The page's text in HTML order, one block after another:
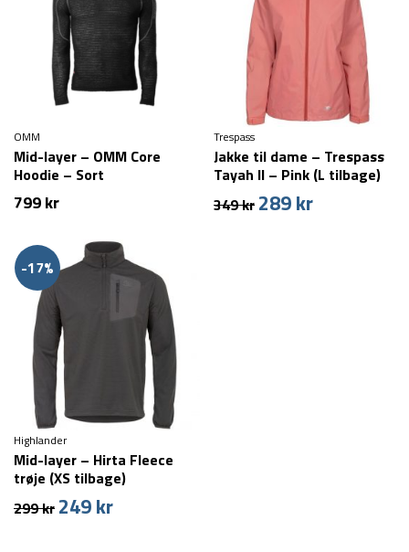
OMM
Mid-layer – OMM Core
Hoodie – Sort
799kr
Trespass
Jakke til dame – Trespass
Tayah ll – Pink (L tilbage)
349kr Den
289krDen
-17%
Highlander
Mid-layer – Hirta Fleece
trøje (XS tilbage)
299kr Den
249krDen